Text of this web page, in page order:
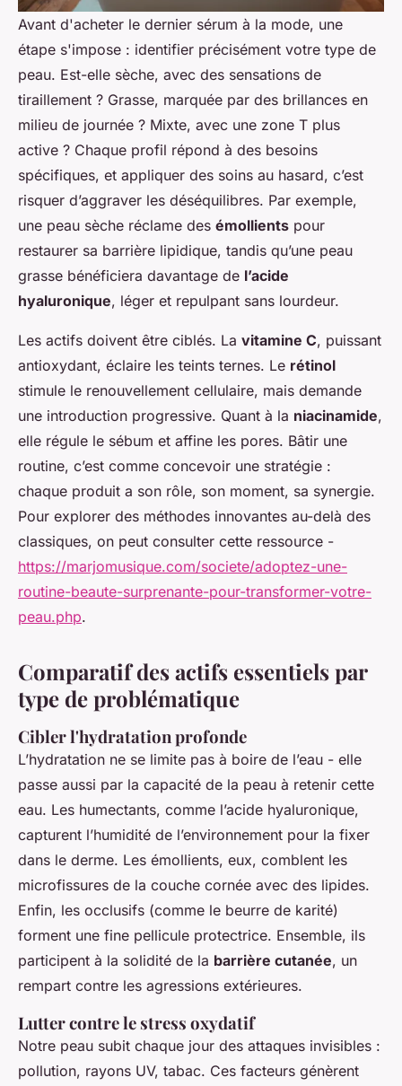
Avant d'acheter le dernier sérum à la mode, une
étape s'impose : identifier précisément votre type de
peau. Est-elle sèche, avec des sensations de
tiraillement ? Grasse, marquée par des brillances en
milieu de journée ? Mixte, avec une zone T plus
active ? Chaque profil répond à des besoins
spécifiques, et appliquer des soins au hasard, c’est
risquer d’aggraver les déséquilibres. Par exemple,
une peau sèche réclame des émollients pour
restaurer sa barrière lipidique, tandis qu’une peau
grasse bénéficiera davantage de l’acide
hyaluronique, léger et repulpant sans lourdeur.
Les actifs doivent être ciblés. La vitamine C, puissant
antioxydant, éclaire les teints ternes. Le rétinol
stimule le renouvellement cellulaire, mais demande
une introduction progressive. Quant à la niacinamide,
elle régule le sébum et affine les pores. Bâtir une
routine, c’est comme concevoir une stratégie :
chaque produit a son rôle, son moment, sa synergie.
Pour explorer des méthodes innovantes au-delà des
classiques, on peut consulter cette ressource -
https://marjomusique.com/societe/adoptez-une-
routine-beaute-surprenante-pour-transformer-votre-
peau.php.
Comparatif des actifs essentiels par
type de problématique
Cibler l'hydratation profonde
L’hydratation ne se limite pas à boire de l’eau - elle
passe aussi par la capacité de la peau à retenir cette
eau. Les humectants, comme l’acide hyaluronique,
capturent l’humidité de l’environnement pour la fixer
dans le derme. Les émollients, eux, comblent les
microfissures de la couche cornée avec des lipides.
Enfin, les occlusifs (comme le beurre de karité)
forment une fine pellicule protectrice. Ensemble, ils
participent à la solidité de la barrière cutanée, un
rempart contre les agressions extérieures.
Lutter contre le stress oxydatif
Notre peau subit chaque jour des attaques invisibles :
pollution, rayons UV, tabac. Ces facteurs génèrent